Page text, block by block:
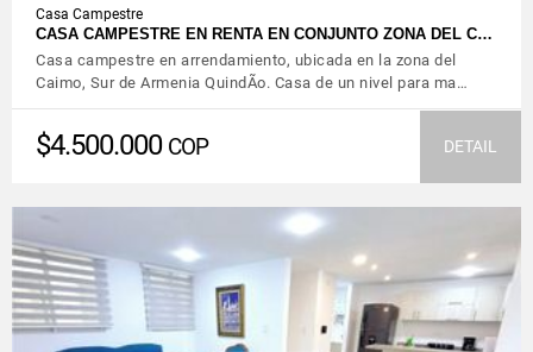
Casa Campestre
CASA CAMPESTRE EN RENTA EN CONJUNTO ZONA DEL C…
Casa campestre en arrendamiento, ubicada en la zona del
Caimo, Sur de Armenia QuindÃ­o. Casa de un nivel para ma…
$4.500.000 COP DETAIL